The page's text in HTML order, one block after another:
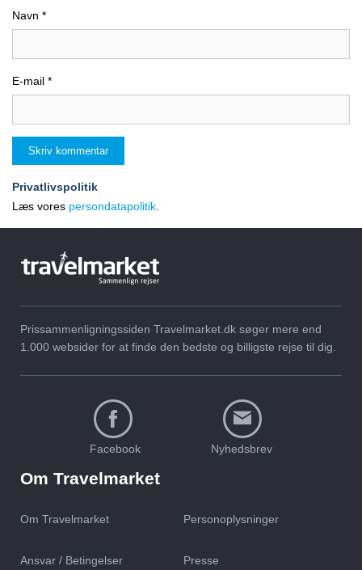
33 storbyer
Skal jeg boarde mit fly
Hvad koster flybilletter til
rejsemål?
Navn *
E-mail *
Privatlivspolitik
Læs vores persondatapolitik
Prissammenligningssiden Travelmarket.dk søger mere end
1.000 websider for at finde den bedste og billigste rejse til dig.
Facebook Nyhedsbrev
Om Travelmarket
Om Travelmarket Personoplysninger
Ansvar / Betingelser Presse